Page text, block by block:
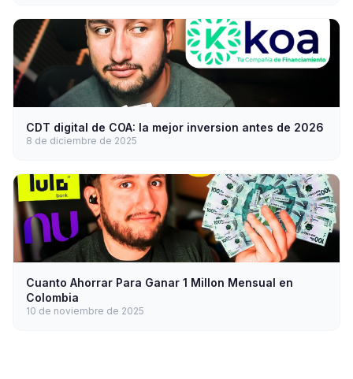
CDT digital de COA: la mejor inversion antes de 2026
8 de diciembre de 2025
Cuanto Ahorrar Para Ganar 1 Millon Mensual en
Colombia
10 de noviembre de 2025